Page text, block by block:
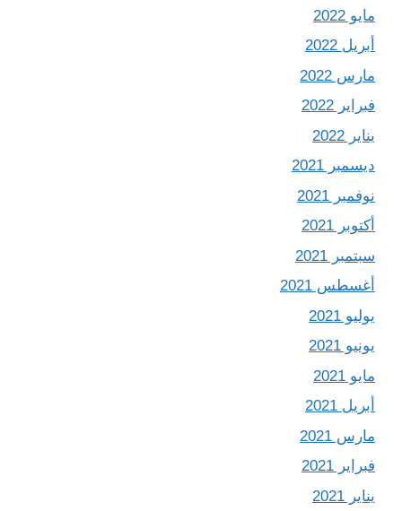
مايو 2022
أبريل 2022
مارس 2022
فبراير 2022
يناير 2022
ديسمبر 2021
نوفمبر 2021
أكتوبر 2021
سبتمبر 2021
أغسطس 2021
يوليو 2021
يونيو 2021
مايو 2021
أبريل 2021
مارس 2021
فبراير 2021
يناير 2021